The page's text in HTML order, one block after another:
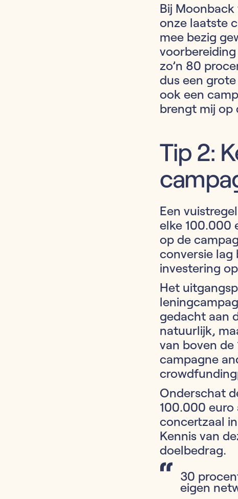
Bij Moonback
onze laatste
mee bezig
zo’n 80
dus een
ook een
brengt mij op
Tip 2:
Een
elke 100.000
op de
conversie lag
investering
Het
gedacht aan
natuurlijk,
van boven
campagne
Onderschat
100.000 euro
concertzaal
Kennis van
doelbedrag.
30
eigen